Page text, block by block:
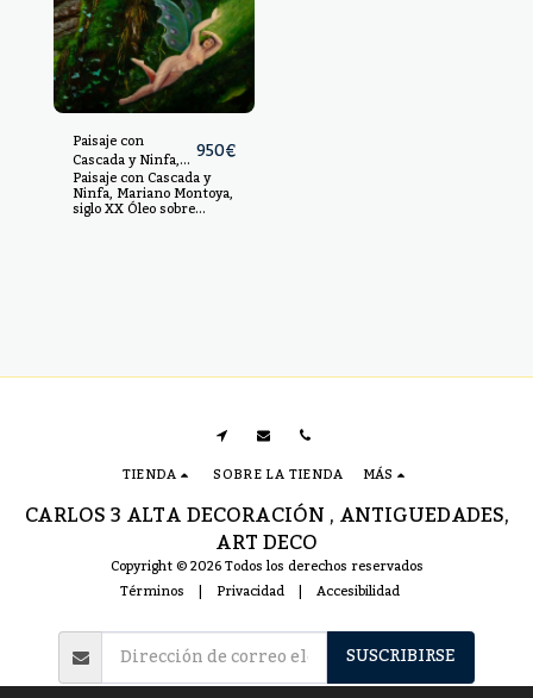
Paisaje con
Cascada y Ninfa,
Mariano Montoya,
siglo XX
950€
Paisaje con Cascada y
Ninfa, Mariano Montoya,
siglo XX Óleo sobre
lienzo, medidas: 92 x 66
CARLOS 3 ALTA DECORACIÓN , ANTIGUEDADES,
ART DECO
Copyright © 2026 Todos los derechos reservados
Términos | Privacidad| Accesibilidad
TIENDA SOBRE LA TIENDA MÁS
SUSCRIBIRSE